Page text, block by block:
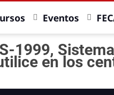
Eventos
1999,
en los